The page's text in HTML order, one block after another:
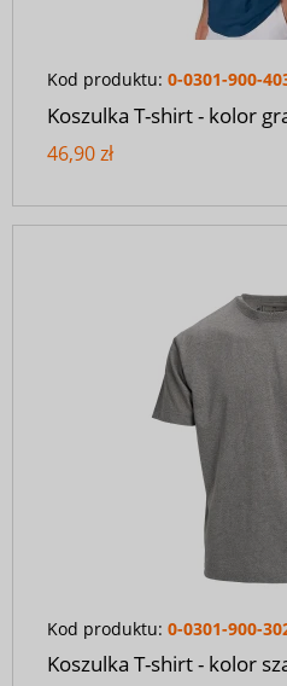
Kod produktu: 0-0301-900-
Koszulka T-shirt - kolor
46,90 zł
Kod produktu: 0-0301-900-
Koszulka T-shirt - kolor